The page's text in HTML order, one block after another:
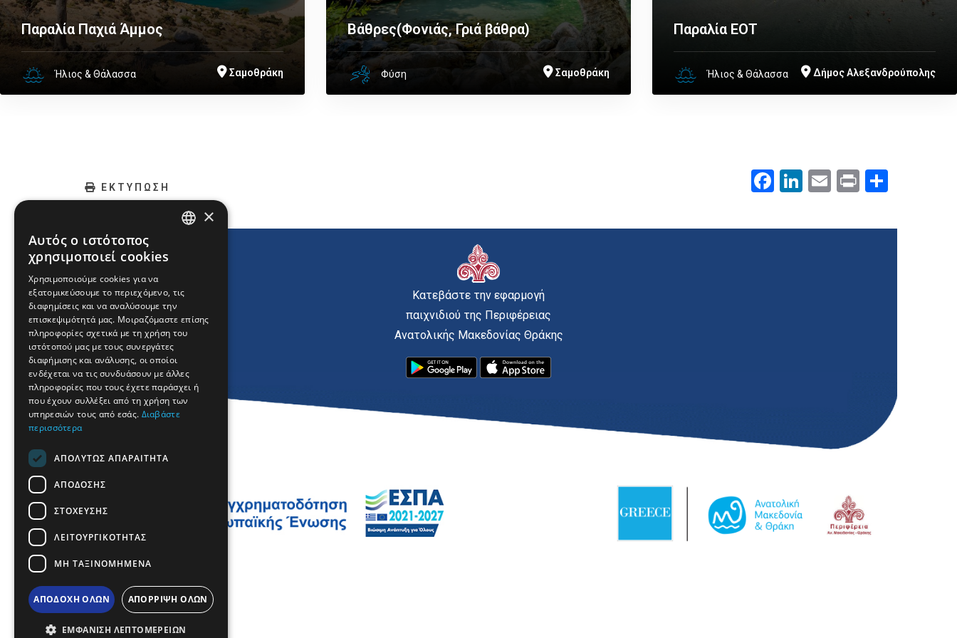
Παραλία Παχιά Άμμος
Ήλιος & Θάλασσα Σαμοθράκη
Βάθρες(Φονιάς, Γριά βάθρα)
Φύση Σαμοθράκη
Παραλία ΕΟΤ
Ήλιος & Θάλασσα Δήμος Αλεξανδρούπολης
ΕΚΤΥΠΩΣΗ Facebook
LinkedIn
Email
Print
Κατεβάστε την εφαρμογή
παιχνιδιού της Περιφέρειας
Ανατολικής Μακεδονίας Θράκης
FRENCH
BULGARIAN
ROMANIAN
TURKISH
×
Αυτός ο ιστότοπος
χρησιμοποιεί cookies
Χρησιμοποιούμε cookies για να
εξατομικεύσουμε το περιεχόμενο, τις
διαφημίσεις και να αναλύσουμε την
επισκεψιμότητά μας. Μοιραζόμαστε επίσης
πληροφορίες σχετικά με τη χρήση του
ιστότοπού μας με τους συνεργάτες
διαφήμισης και ανάλυσης, οι οποίοι
ενδέχεται να τις συνδυάσουν με άλλες
πληροφορίες που τους έχετε παράσχει ή
που έχουν συλλέξει από τη χρήση των
υπηρεσιών τους από εσάς. Διαβάστε
περισσότερα
ΑΠΟΛΎΤΩΣ ΑΠΑΡΑΊΤΗΤΑ
ΑΠΌΔΟΣΗΣ
ΣΤΌΧΕΥΣΗΣ
ΛΕΙΤΟΥΡΓΙΚΌΤΗΤΑΣ
ΜΗ ΤΑΞΙΝΟΜΗΜΈΝΑ
ΑΠΟΔΟΧΉ ΌΛΩΝ ΑΠΌΡΡΙΨΗ ΌΛΩΝ
ΕΜΦΆΝΙΣΗ ΛΕΠΤΟΜΕΡΕΙΏΝ